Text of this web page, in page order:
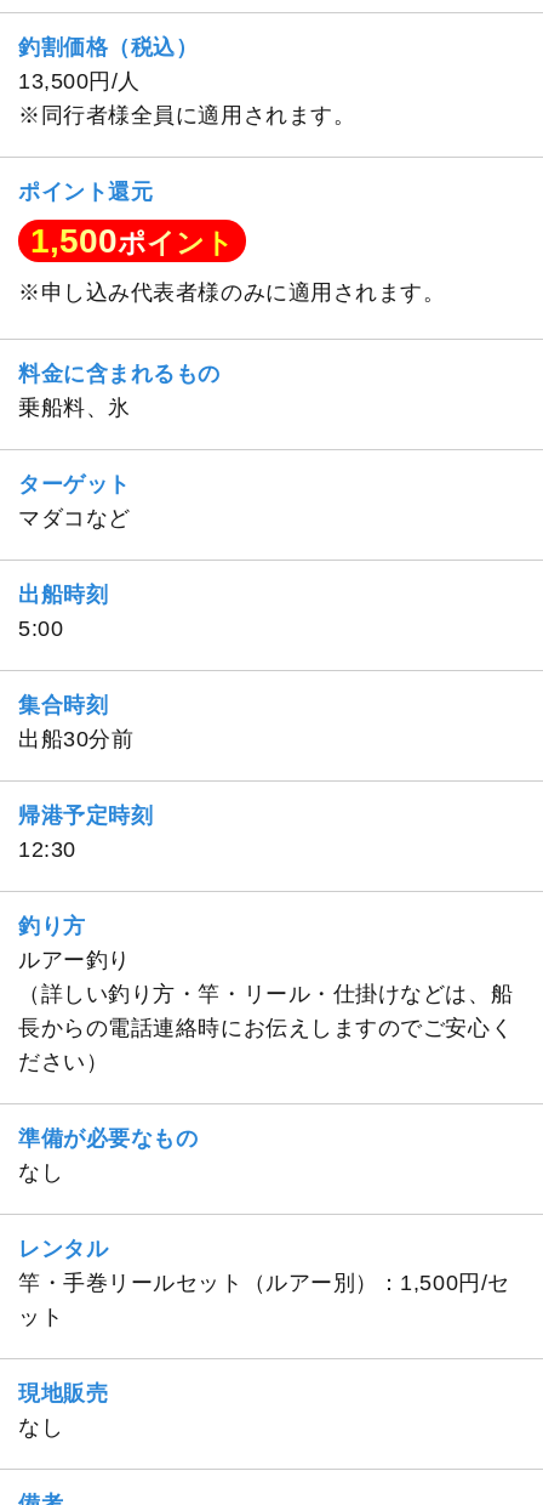
釣割価格（税込）
13,500円/人
※同行者様全員に適用されます。
ポイント還元
1,500ポイント
※申し込み代表者様のみに適用されます。
料金に含まれるもの
乗船料、氷
ターゲット
マダコなど
出船時刻
5:00
集合時刻
出船30分前
帰港予定時刻
12:30
釣り方
ルアー釣り
（詳しい釣り方・竿・リール・仕掛けなどは、船
長からの電話連絡時にお伝えしますのでご安心く
ださい）
準備が必要なもの
なし
レンタル
竿・手巻リールセット（ルアー別）：1,500円/セ
ット
現地販売
なし